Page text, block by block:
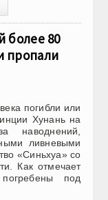
более 80
пропали
погибли или
Хунань на
наводнений,
ливневыми
«Синьхуа» со
Как отмечает
под